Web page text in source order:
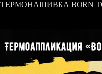
ТЕРМОНАШИВКА BORN TO